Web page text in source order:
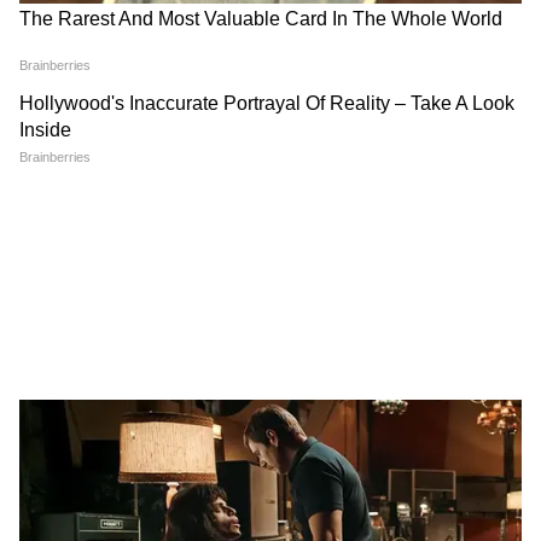
पेट्रोल भी हो जाता है खराब? जानें कितने दिन में
कार या बाइक की बॉडी पर जो पेंट होता है, वह इस
गाड़ी की विंडशील्ड (सामने का बड़ा शीशा) धूप में बहुत
ज्यादा तप जाती है। उस पर तेज प्रेशर से ठंडा पानी पड़ते
ही शीशे में बारीक क्रैक्स (दरारें) आ सकते हैं, जिसे ठीक
DOWNLOAD APP
नई कार, बाइक, EV लॉन्च, कीमत, माइलेज और फीचर्स